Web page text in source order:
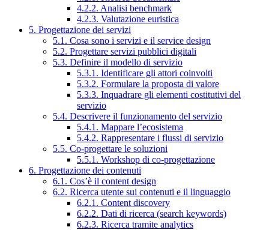
4.2.2. Analisi benchmark
4.2.3. Valutazione euristica
5. Progettazione dei servizi
5.1. Cosa sono i servizi e il service design
5.2. Progettare servizi pubblici digitali
5.3. Definire il modello di servizio
5.3.1. Identificare gli attori coinvolti
5.3.2. Formulare la proposta di valore
5.3.3. Inquadrare gli elementi costitutivi del
servizio
5.4. Descrivere il funzionamento del servizio
5.4.1. Mappare l’ecosistema
5.4.2. Rappresentare i flussi di servizio
5.5. Co-progettare le soluzioni
5.5.1. Workshop di co-progettazione
6. Progettazione dei contenuti
6.1. Cos’è il content design
6.2. Ricerca utente sui contenuti e il linguaggio
6.2.1. Content discovery
6.2.2. Dati di ricerca (search keywords)
6.2.3. Ricerca tramite analytics